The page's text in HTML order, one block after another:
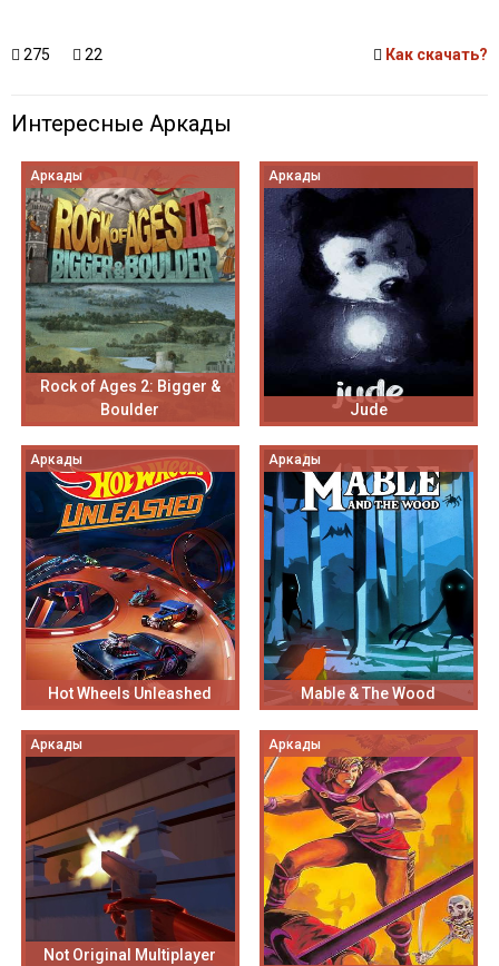
275 22 Как скачать?
Интересные Аркады
Аркады
Rock of Ages 2: Bigger &
Boulder
Аркады
Jude
Аркады
Hot Wheels Unleashed
Аркады
Mable & The Wood
Аркады
Not Original Multiplayer
Аркады